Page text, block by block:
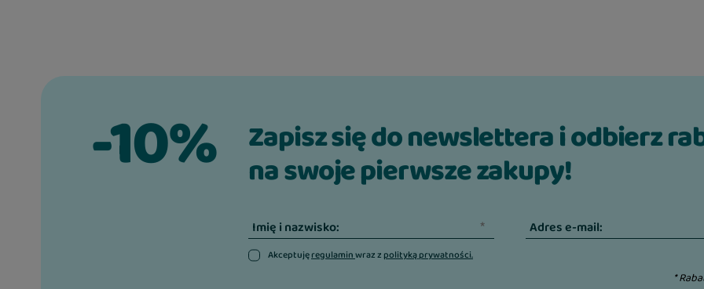
-10% Zapisz się do newslettera i odbierz
na swoje pierwsze zakupy!
Imię i nazwisko: Adres e-mail:
Akceptujęregulaminwraz zpolityką prywatności.
*